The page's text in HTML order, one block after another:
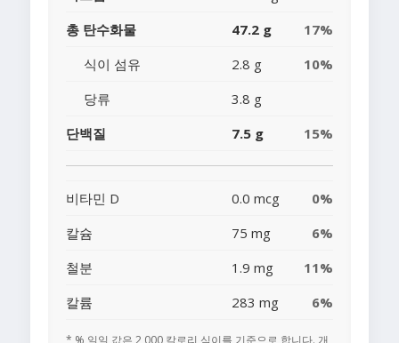
총 탄수화물
47.2 g
17%
식이 섬유
2.8 g
10%
당류
3.8 g
단백질
7.5 g 15%
비타민 D 0.0 mcg
0%
칼슘
75 mg
6%
철분
1.9 mg
11%
칼륨
283 mg 6%